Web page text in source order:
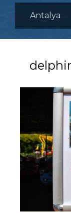
Antalya